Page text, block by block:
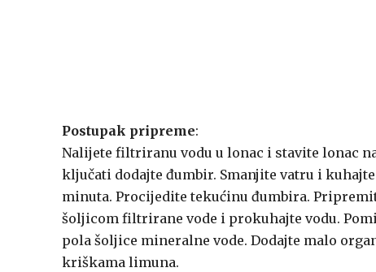
Postupak pripreme:
Nalijete filtriranu vodu u lonac i stavite lonac
ključati dodajte đumbir. Smanjite vatru i
minuta. Procijedite tekućinu đumbira.
šoljicom filtrirane vode i prokuhajte vodu.
pola šoljice mineralne vode. Dodajte malo
kriškama limuna.